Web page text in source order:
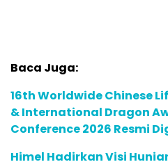
Baca Juga:
16th Worldwide Chinese
& International Dragon
Conference 2026 Resmi
Himel Hadirkan Visi